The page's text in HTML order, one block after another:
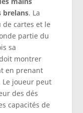
brelans. La
cartes et le
partie du
sa
montrer
en prenant
Le joueur peut
des dés
capacités de